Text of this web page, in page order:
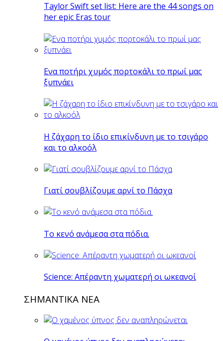
Taylor Swift set list: Here are the 44 songs on
her epic Eras tour
Eνα ποτήρι χυμός πορτοκάλι το πρωί μας
ξυπνάει
Η ζάχαρη το ίδιο επικίνδυνη με το τσιγάρο
και το αλκοόλ
Γιατί σουβλίζουμε αρνί το Πάσχα
Το κενό ανάμεσα στα πόδια.
Science: Απέραντη χωματερή οι ωκεανοί
ΣΗΜΑΝΤΙΚΑ ΝΕΑ